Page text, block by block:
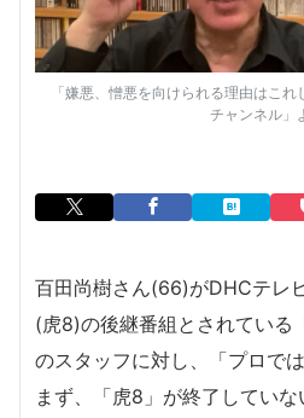
「嫌悪、憎悪を向けられる理由はこ
チャンネル」
百田尚樹さん(66)がDHCテレ
(虎8)の後継番組とされている
のスタッフに対し、「プロで
まず、「虎8」が終了してい